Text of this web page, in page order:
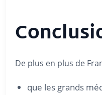
De plus en plus de
que les grands